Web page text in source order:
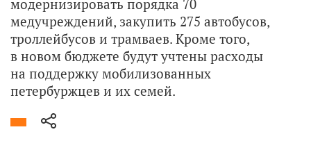
модернизировать порядка 70
медучреждений, закупить 275 автобусов,
троллейбусов и трамваев. Кроме того,
в новом бюджете будут учтены расходы
на поддержку мобилизованных
петербуржцев и их семей.